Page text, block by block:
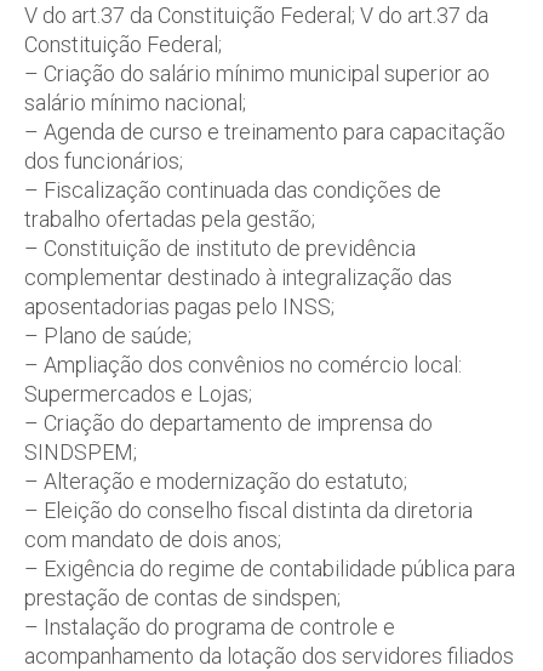
V do art.37 da Constituição Federal; V do art.37 da
Constituição Federal;
– Criação do salário mínimo municipal superior ao
salário mínimo nacional;
– Agenda de curso e treinamento para capacitação
dos funcionários;
– Fiscalização continuada das condições de
trabalho ofertadas pela gestão;
– Constituição de instituto de previdência
complementar destinado à integralização das
aposentadorias pagas pelo INSS;
– Plano de saúde;
– Ampliação dos convênios no comércio local:
Supermercados e Lojas;
– Criação do departamento de imprensa do
SINDSPEM;
– Alteração e modernização do estatuto;
– Eleição do conselho fiscal distinta da diretoria
com mandato de dois anos;
– Exigência do regime de contabilidade pública para
prestação de contas de sindspen;
– Instalação do programa de controle e
acompanhamento da lotação dos servidores filiados